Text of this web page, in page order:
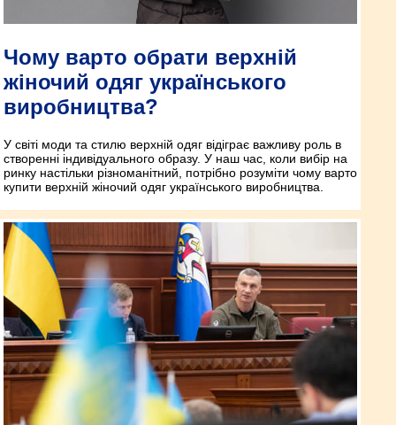
Чому варто обрати верхній
жіночий одяг українського
виробництва?
У світі моди та стилю верхній одяг відіграє важливу роль в
створенні індивідуального образу. У наш час, коли вибір на
ринку настільки різноманітний, потрібно розуміти чому варто
купити верхній жіночий одяг українського виробництва.